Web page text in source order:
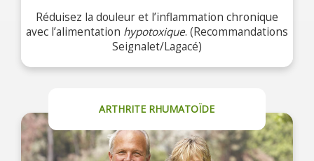
Réduisez la douleur et l’inflammation chronique
avec l’alimentation hypotoxique. (Recommandations
Seignalet/Lagacé)
ARTHRITE RHUMATOÏDE